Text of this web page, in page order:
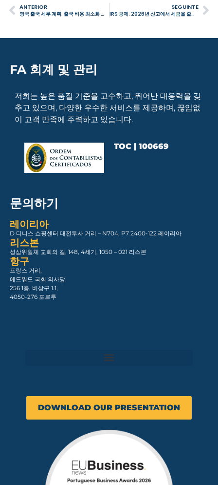
ANTERIOR
영국 출국 세무 계획: 출국 비용 최소화 방법
SEGUINTE
IRS 공제: 2026년 신고에서 세금을 줄이는 방법
FA 회계 및 관리
저희는 높은 품질 기준을 고수하고, 뛰어난 대응력을 갖
추고 있으며, 다양한 우수한 서비스를 제공하며, 끊임없
이 고객 만족에 주력하고 있습니다.
TOC | 100669
문의하기
레이리아
D 디니스 쇼핑센터 대전투사 거리 – N704, P7 2400-122 레이리아
리스본
성삼위일체 교회의 길, 148, 4세기, 1050 – 021 리스본
항구
프랑스 거리,
에드워드 국회 의사당,
256 1층, 비상구 1.1,
4050-276 포르투
DOWNLOAD OUR PRESENTATION